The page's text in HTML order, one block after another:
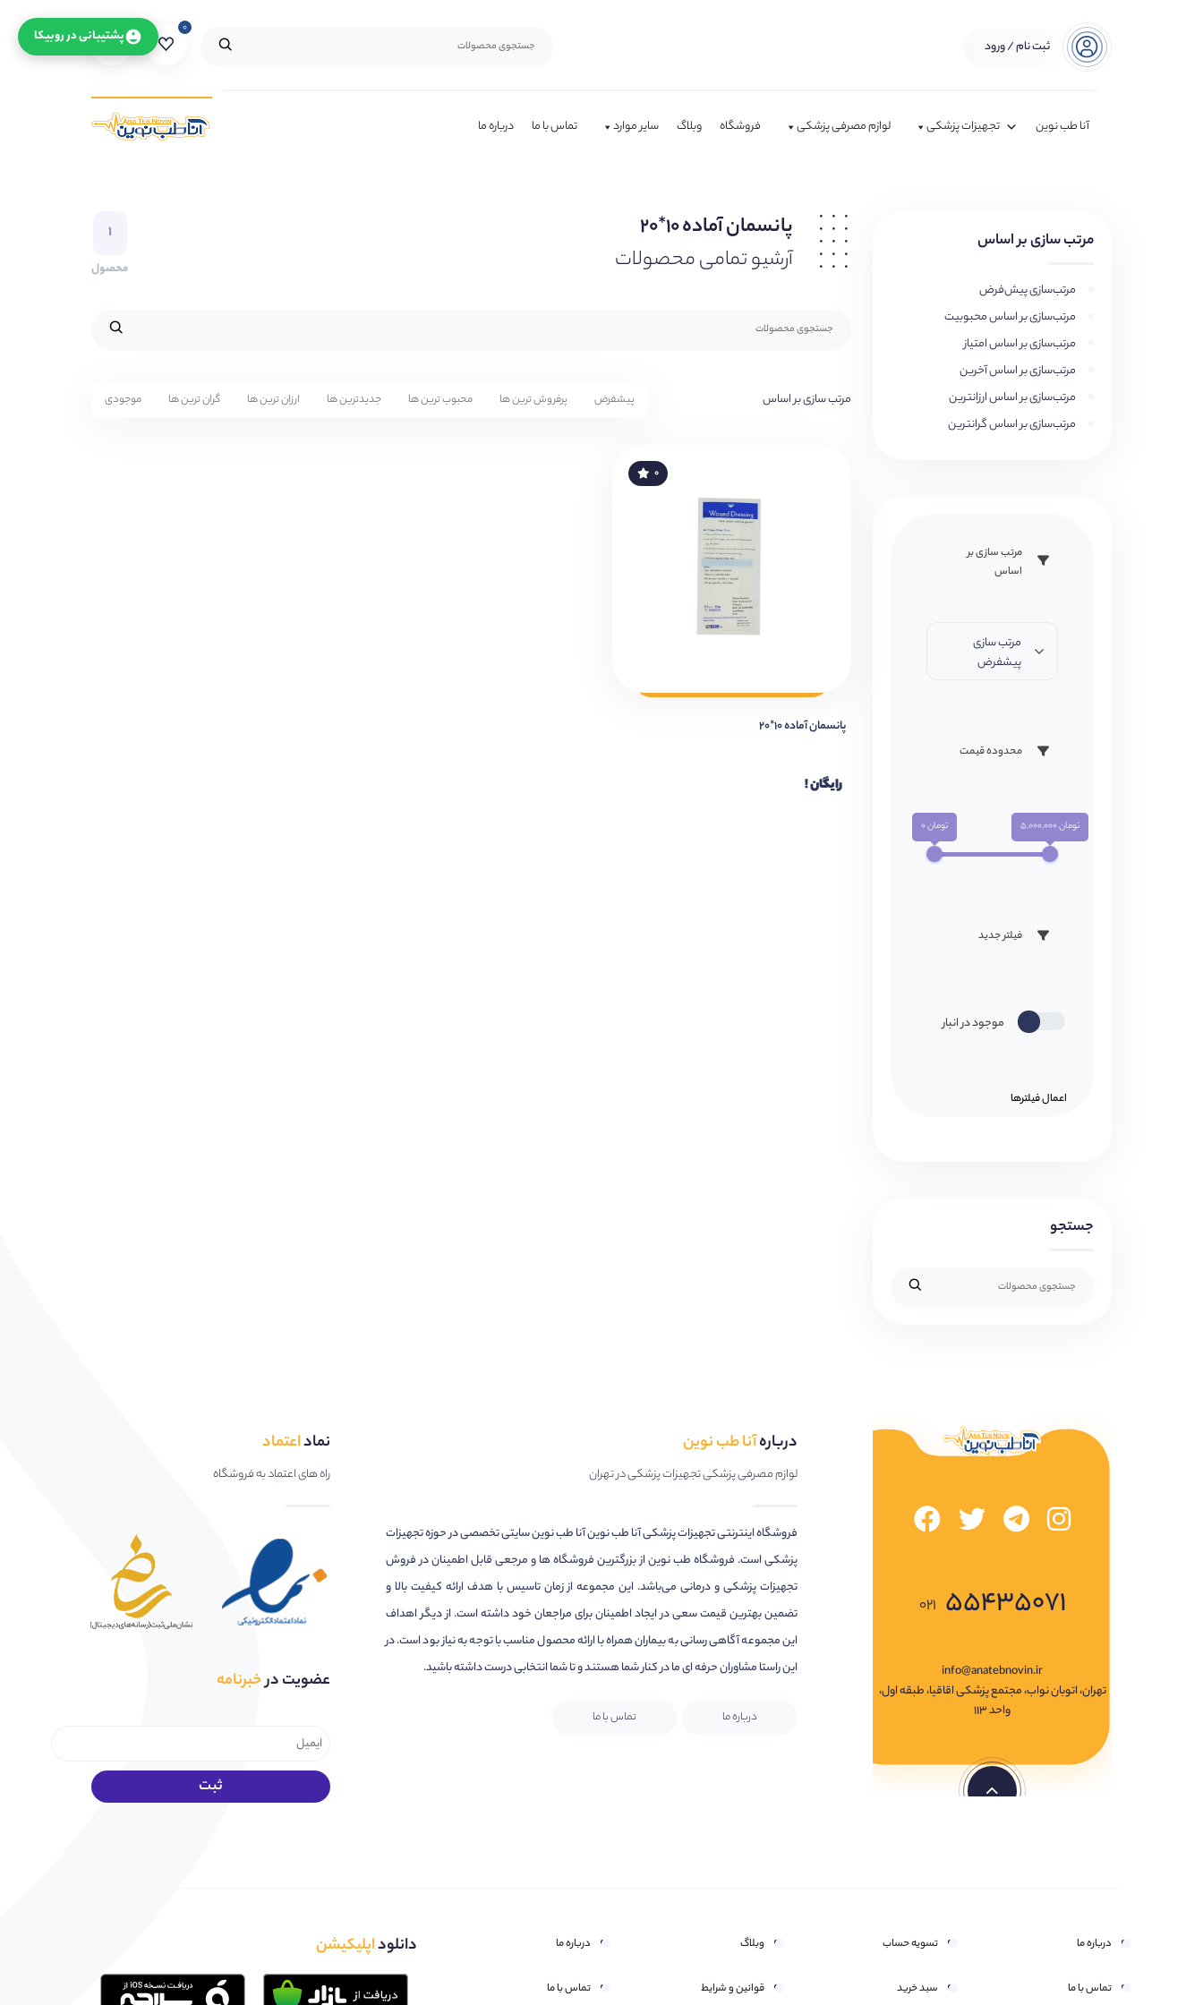
ثبت نام / ورود
۰ ۰
آنا طب نوین تجهیزات پزشکی لوازم مصرفی پزشکی فروشگاه وبلاگ سایر موارد تماس با ما درباره ما
مرتب سازی بر اساس
مرتب‌سازی پیش‌فرض
مرتب‌سازی بر اساس محبوبیت
مرتب‌سازی بر اساس امتیاز
مرتب‌سازی بر اساس آخرین
مرتب‌سازی بر اساس ارزانترین
مرتب‌سازی بر اساس گرانترین
مرتب سازی بر
اساس
مرتب سازی
پیشفرض
محدوده قیمت
تومان 0 تومان 5,000,000
فیلتر جدید
موجود در انبار
اعمال فیلتر‌ها
جستجو
پانسمان آماده ۱۰*۲۰
آرشیو تمامی محصولات
۱
محصول
مرتب سازی بر اساس پیشفرض پرفروش ترین ها محبوب ترین ها جدیدترین ها ارزان ترین ها گران ترین ها موجودی
۰
پانسمان آماده ۱۰*۲۰
رایگان !
۰۲۱ ۵۵۴۳۵۰۷۱
info@anatebnovin.ir
تهران، اتوبان نواب، مجتمع پزشکی اقاقیا، طبقه اول،
واحد ۱۱۳
دربارهآنا طب نوین
لوازم مصرفی پزشکی تجهیزات پزشکی در تهران
فروشگاه اینترنتی تجهیزات پزشکی آنا طب نوین آنا طب نوین سایتی تخصصی در حوزه تجهیزات
پزشکی است. فروشگاه طب نوین از بزرگترین فروشگاه ها و مرجعی قابل اطمینان در فروش
تجهیزات پزشکی و درمانی می‌باشد. این مجموعه از زمان تاسیس با هدف ارائه کیفیت بالا و
تضمین بهترین قیمت سعی در ایجاد اطمینان برای مراجعان خود داشته است. از دیگر اهداف
این مجموعه آگاهی رسانی به بیماران همراه با ارائه محصول مناسب با توجه به نیاز بود است. در
این راستا مشاوران حرفه ای ما در کنار شما هستند و تا شما انتخابی درست داشته باشید.
درباره ما تماس با ما
نماداعتماد
راه های اعتماد به فروشگاه
عضویت درخبرنامه
درباره ما
تماس با ما
تسویه حساب
سبد خرید
وبلاگ
قوانین و شرایط
درباره ما
تماس با ما
دانلوداپلیکیشن
پشتیبانی در روبیکا